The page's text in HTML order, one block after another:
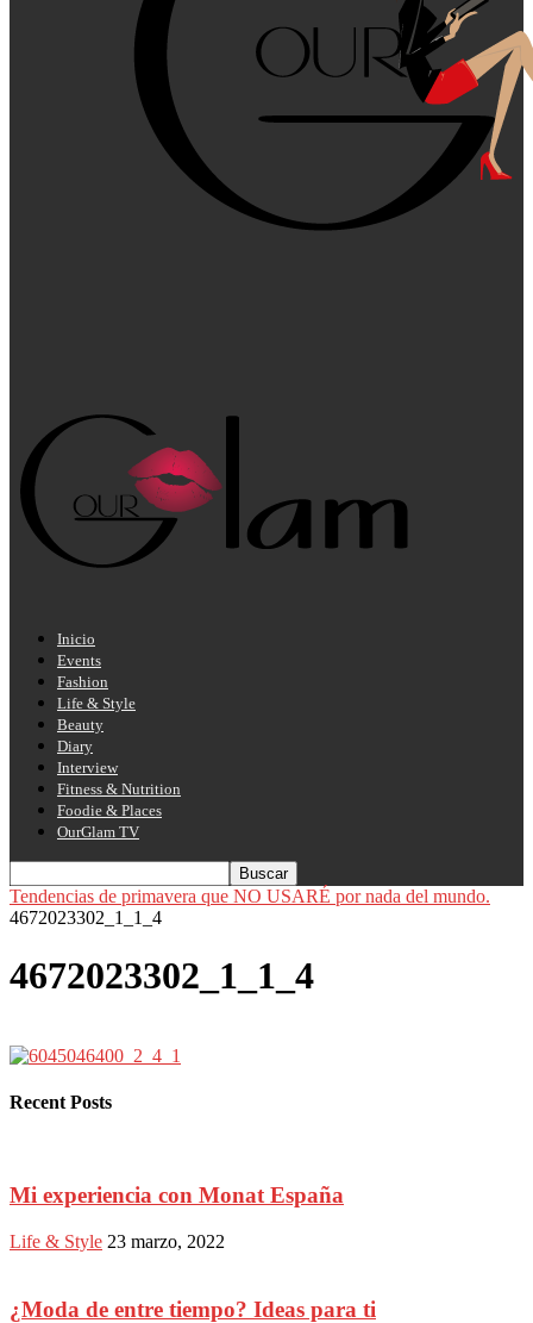
Inicio
Events
Fashion
Life & Style
Beauty
Diary
Interview
Fitness & Nutrition
Foodie & Places
OurGlam TV
Tendencias de primavera que NO USARÉ por nada del mundo.
4672023302_1_1_4
4672023302_1_1_4
Recent Posts
Mi experiencia con Monat España
Life & Style 23 marzo, 2022
¿Moda de entre tiempo? Ideas para ti